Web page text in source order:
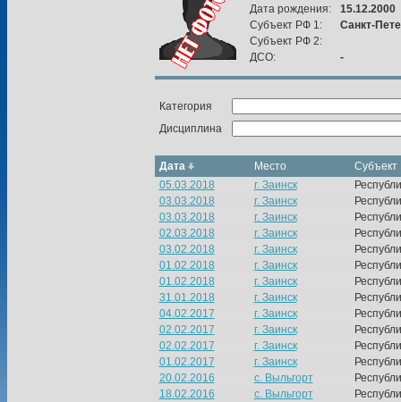
Дата рождения:
15.12.2000
Субъект РФ 1:
Санкт-
Субъект РФ 2:
ДСО:
-
Категория
Дисциплина
Дата Место
Субъект
05.03.2018
г. Заинск
03.03.2018
г. Заинск
03.03.2018
г. Заинск
02.03.2018
г. Заинск
03.02.2018
г. Заинск
01.02.2018
г. Заинск
01.02.2018
г. Заинск
31.01.2018
г. Заинск
04.02.2017
г. Заинск
02.02.2017
г. Заинск
02.02.2017
г. Заинск
01.02.2017
г. Заинск
20.02.2016
с. Выльгорт
18.02.2016
с. Выльгорт